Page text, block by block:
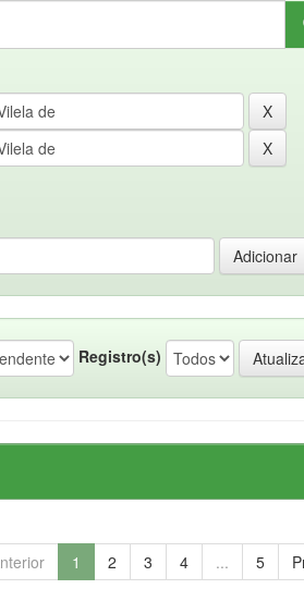
Registro(s)
1 2 3 4 ... 5